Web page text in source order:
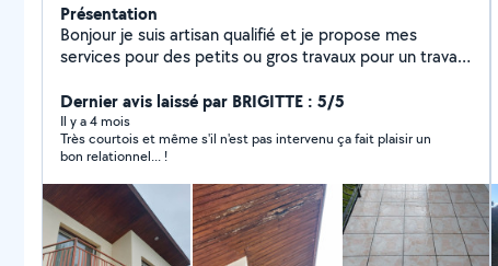
Présentation
Bonjour je suis artisan qualifié et je propose mes
services pour des petits ou gros travaux pour un travail
qualité-prix
Dernier avis laissé par BRIGITTE : 5/5
Il y a 4 mois
Très courtois et même s'il n'est pas intervenu ça fait plaisir un
bon relationnel... !